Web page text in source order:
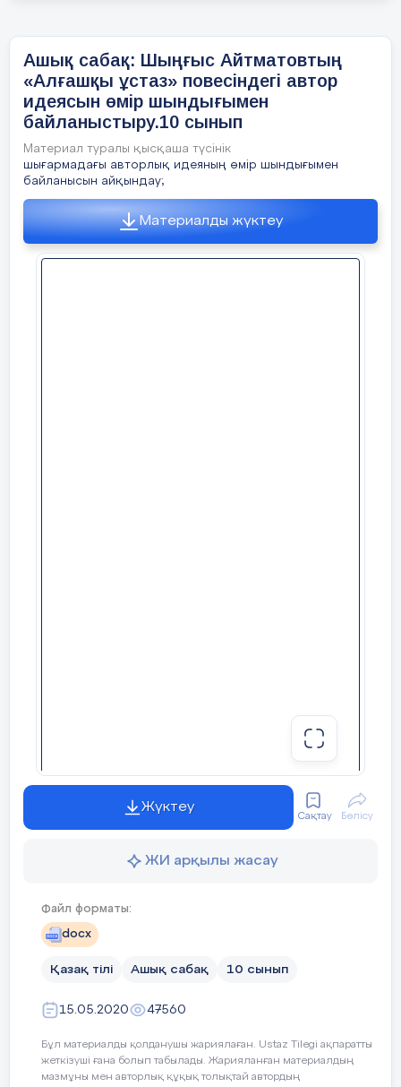
ұрпақ – тәуелсіз елдің тірегі.
5. «Өтірік сөз өрге баспас». Өз ойыңды
білдір.
3. Халқын сүйген – салтын сүйер.
ІІ тур. Сұрақтарға жауап беру.
1.Ойыл да Қиыл,
Жем, Сағыз,
Қайран саланың
ай,
Ақ шалмалы
пірлердің
Ашық сабақ: Шыңғыс Айтматовтың
«Алғашқы ұстаз» повесіндегі автор
идеясын өмір шындығымен
байланыстыру.10 сынып
Материал туралы қысқаша түсінік
шығармадағы авторлық идеяның өмір шындығымен
байланысын айқындау;
Материалды жүктеу
Жүктеу
Сақтау Бөлісу
ЖИ арқылы жасау
Файл форматы:
docx
Қазақ тілі Ашық сабақ 10 сынып
15.05.2020 47560
Бұл материалды қолданушы жариялаған. Ustaz Tilegi ақпаратты
жеткізуші ғана болып табылады. Жарияланған материалдың
мазмұны мен авторлық құқық толықтай автордың